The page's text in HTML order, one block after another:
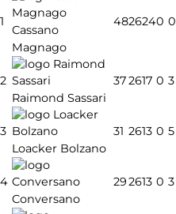
1
Cassano
Magnago
4826240 0
2
Raimond Sassari
372617 0 3
3
Loacker Bolzano
31 2613 0 5
4
Conversano
292613 0 3